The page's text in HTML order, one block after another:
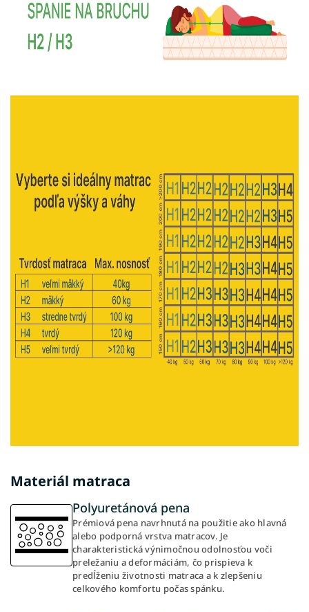
Materiál matraca
Polyuretánová pena
Prémiová pena navrhnutá na použitie ako hlavná
alebo podporná vrstva matracov. Je
charakteristická výnimočnou odolnosťou voči
preležaniu a deformáciám, čo prispieva k
predĺženiu životnosti matraca a k zlepšeniu
celkového komfortu počas spánku.